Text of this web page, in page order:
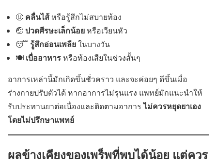
🤢 คลื่นไส้หรือรู้สึกไม่สบายท้อง
🤕 ปวดศีรษะเล็กน้อยหรือเวียนหัว
😴 รู้สึกอ่อนเพลียในบางวัน
🍽 เบื่ออาหารหรือท้องเสียในช่วงสั้นๆ
อาการเหล่านี้มักเกิดขึ้นชั่วคราว และจะค่อยๆ ดีขึ้นเมื่อ
ร่างกายปรับตัวได้ หากอาการไม่รุนแรง แพทย์มักแนะนำให้
รับประทานยาต่อเนื่องและติดตามอาการไม่ควรหยุดยาเอง
โดยไม่ปรึกษาแพทย์
ผลข้างเคียงของเพร็พที่พบได้น้อย แต่ควร